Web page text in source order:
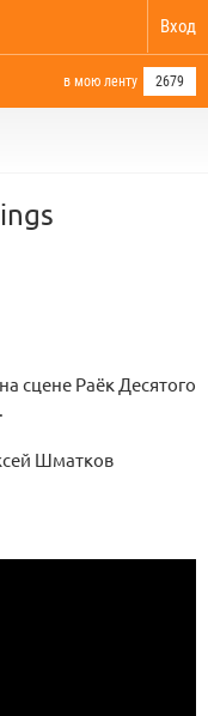
Вход
в мою ленту 2679
сцене Раёк Десятого
Шматков